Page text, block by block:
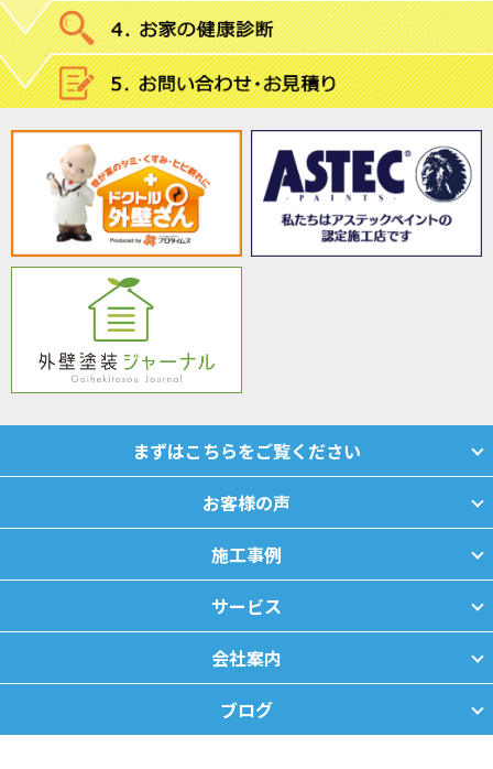
まずはこちらをご覧ください
お客様の声
施工事例
サービス
会社案内
ブログ